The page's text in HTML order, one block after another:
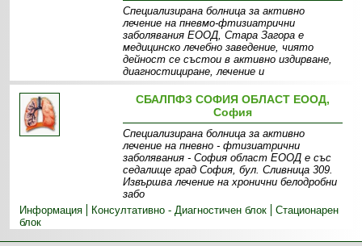
Специализирана болница за активно
лечение на пневмо-фтизиатрични
заболявания ЕООД, Стара Загора е
медицинско лечебно заведение, чиято
дейност се състои в активно издирване,
диагностициране, лечение и
СБАЛПФЗ СОФИЯ ОБЛАСТ ЕООД,
София
Специализирана болница за активно
лечение на пневно - фтизиатрични
заболявания - София област ЕООД е със
седалище град София, бул. Сливница 309.
Извършва лечение на хронични белодробни
забо
Информация
Консултативно - Диагностичен блок
Стационарен
блок